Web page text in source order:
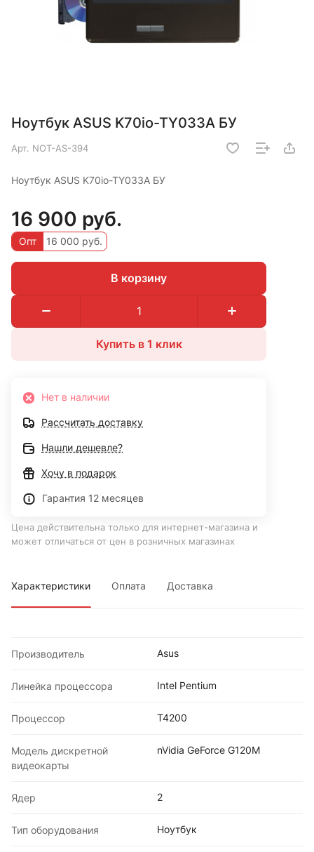
Ноутбук ASUS K70io-TY033A БУ
Арт. NOT-AS-394
Ноутбук ASUS K70io-TY033A БУ
16 900 руб.
Опт 16 000 руб.
В корзину
Купить в 1 клик
Нет в наличии
Рассчитать доставку
Нашли дешевле?
Хочу в подарок
Гарантия 12 месяцев
Цена действительна только для интернет-магазина и
может отличаться от цен в розничных магазинах
Характеристики Оплата Доставка
Производитель Asus
Линейка процессора Intel Pentium
Процессоp T4200
Модель дискретной
видеокарты
nVidia GeForce G120M
Ядер 2
Тип оборудования Ноутбук